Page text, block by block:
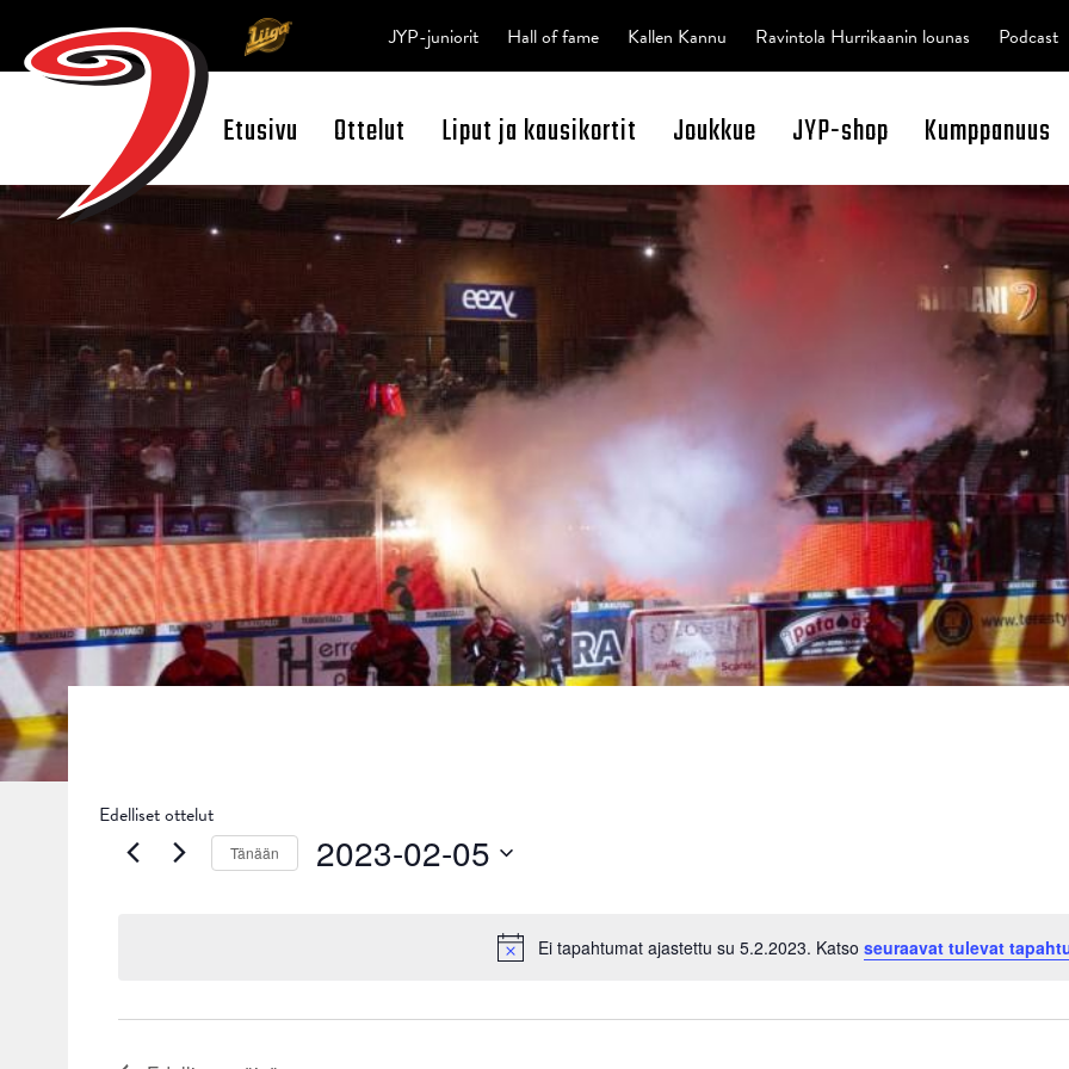
Open Search
Etusivu Ottelut Liput ja kausikortit Joukkue JYP-shop Kumppanuus
JYP-juniorit Hall of fame Kallen Kannu Ravintola Hurrikaanin lounas Podcast
Edelliset ottelut
Notice
Ei tapahtumat ajastettu su 5.2.2023. Katso seuraavat tulevat
Tänään 2023-02-05